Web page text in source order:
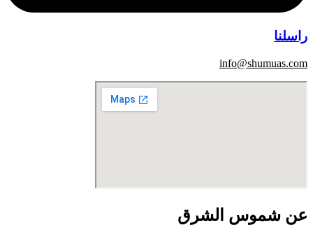
راسلنا
info@shumuas.com
عن شموس الشرق